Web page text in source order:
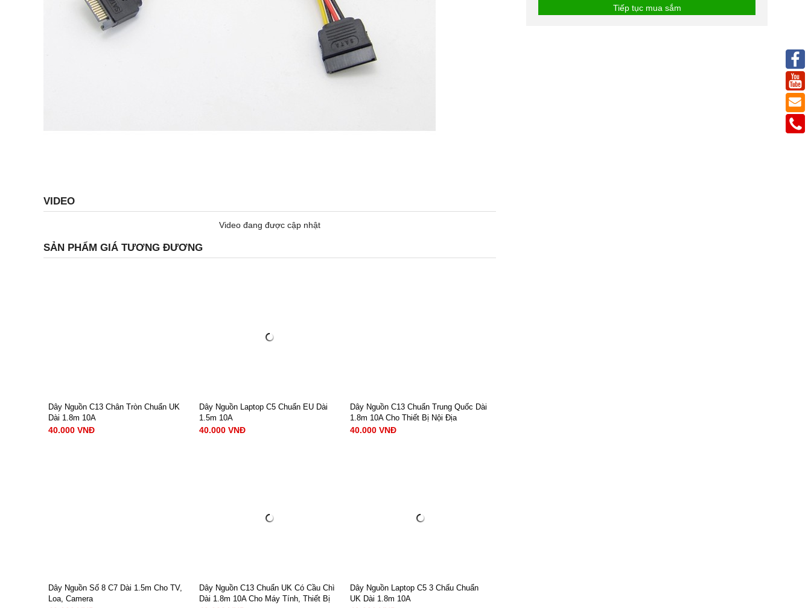
VIDEO
Video đang được cập nhật
SẢN PHẨM GIÁ TƯƠNG ĐƯƠNG
Dây Nguồn C13 Chân Tròn Chuẩn UK
Dài 1.8m 10A
40.000 VNĐ
Dây Nguồn Laptop C5 Chuẩn EU Dài
1.5m 10A
40.000 VNĐ
Chất liệu: Lõi CCA
Dây Nguồn C13 Chuẩn Trung Quốc Dài
1.8m 10A Cho Thiết Bị Nội Địa
40.000 VNĐ
Điện áp định mức: 220V- 250V.
Dây Nguồn Số 8 C7 Dài 1.5m Cho TV,
Loa, Camera
Dây Nguồn C13 Chuẩn UK Có Cầu Chì
Dài 1.8m 10A Cho Máy Tính, Thiết Bị
Dây Nguồn Laptop C5 3 Chấu Chuẩn
UK Dài 1.8m 10A
Tiếp tục mua sắm